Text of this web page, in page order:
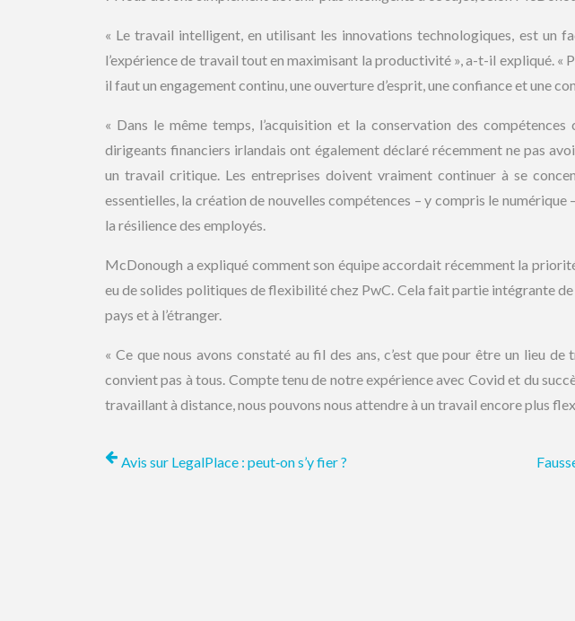
« Le travail intelligent, en utilisant les innovations technologiques, est un
l’expérience de travail tout en maximisant la productivité », a-t-il expliqué. «
il faut un engagement continu, une ouverture d’esprit, une confiance et une
« Dans le même temps, l’acquisition et la conservation des
dirigeants financiers irlandais ont également déclaré récemment ne pas
un travail critique. Les entreprises doivent vraiment continuer à se
essentielles, la création de nouvelles compétences – y compris le numérique
la résilience des employés.
McDonough a expliqué comment son équipe accordait récemment la
eu de solides politiques de flexibilité chez PwC. Cela fait partie intégrante
pays et à l’étranger.
« Ce que nous avons constaté au fil des ans, c’est que pour être un lieu
convient pas à tous. Compte tenu de notre expérience avec Covid et du
travaillant à distance, nous pouvons nous attendre à un travail encore plus
Avis sur LegalPlace : peut‑on s’y fier ?